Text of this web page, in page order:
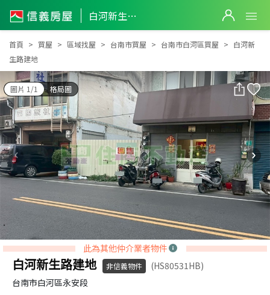
白河新生路建地
白河新生路建地
首頁 買屋 區域找屋 台南市買屋 台南市白河區買屋
白河新
生路建地
圖片 1/1 格局圖
此為其他仲介業者物件
白河新生路建地 非信義物件
(HS80531HB)
台南市白河區永安段